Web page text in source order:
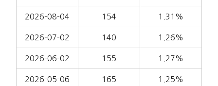
2026-08-04 154 1.31%
2026-07-02 140 1.26%
2026-06-02 155 1.27%
2026-05-06 165 1.25%